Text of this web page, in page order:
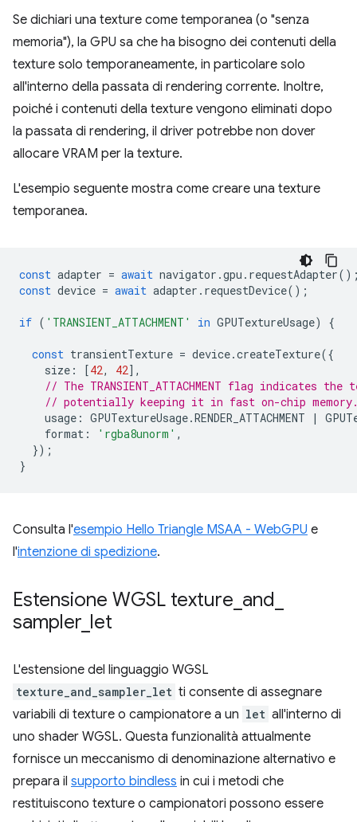
Se dichiari una texture come temporanea (o "senza
memoria"), la GPU sa che ha bisogno dei contenuti della
texture solo temporaneamente, in particolare solo
all'interno della passata di rendering corrente. Inoltre,
poiché i contenuti della texture vengono eliminati dopo
la passata di rendering, il driver potrebbe non dover
allocare VRAM per la texture.
L'esempio seguente mostra come creare una texture
temporanea.
const adapter = await navigator .gpu . requestAdapter
const device = await adapter . requestDevice();
if ( 'TRANSIENT_ATTACHMENT' in GPUTextureUsage) {
const transientTexture = device.createTexture({
size : [42, 42],
// The TRANSIENT_ATTACHMENT flag indicates
// potentially keeping it in fast on-chip
usage : GPUTextureUsage.RENDER_ATTACHMENT |
format : 'rgba8unorm' ,
});
}
Consulta l'esempio Hello Triangle MSAA - WebGPU e
l'intenzione di spedizione.
Estensione WGSL texture and
sampler let
L'estensione del linguaggio WGSL
texture_and_sampler_let ti consente di assegnare
variabili di texture o campionatore a un let all'interno di
uno shader WGSL. Questa funzionalità attualmente
fornisce un meccanismo di denominazione alternativo e
prepara il supporto bindless in cui i metodi che
restituiscono texture o campionatori possono essere